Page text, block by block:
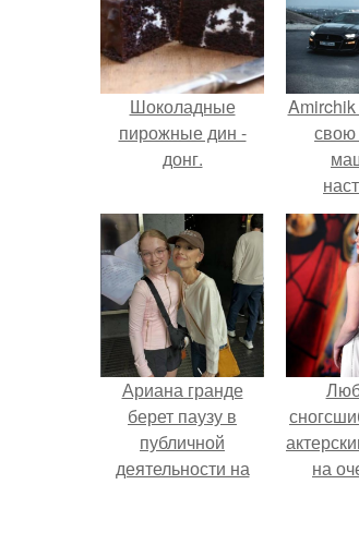
Шоколадные
пирожные дин -
донг.
Amirchik
для
Ариана гранде
берет паузу в
публичной
деятельности на
на